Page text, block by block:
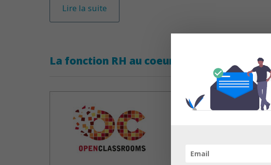
Lire la suite
La fonction RH au coeur de la